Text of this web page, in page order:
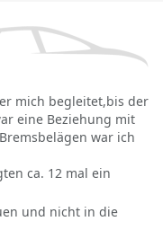
mich begleitet,bis der
eine Beziehung mit
war ich
ca. 12 mal ein
und nicht in die